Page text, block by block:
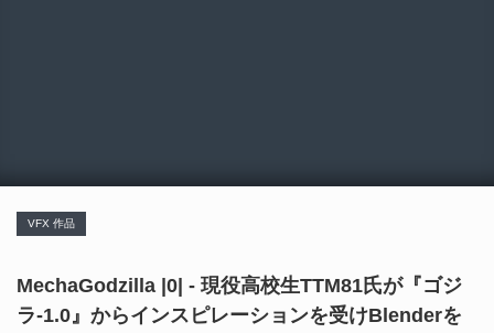
VFX 作品
MechaGodzilla |0| - 現役高校生TTM81氏が『ゴジ
ラ-1.0』からインスピレーションを受けBlenderを